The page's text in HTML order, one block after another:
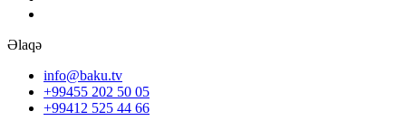
Əlaqə
info@baku.tv
+99455 202 50 05
+99412 525 44 66